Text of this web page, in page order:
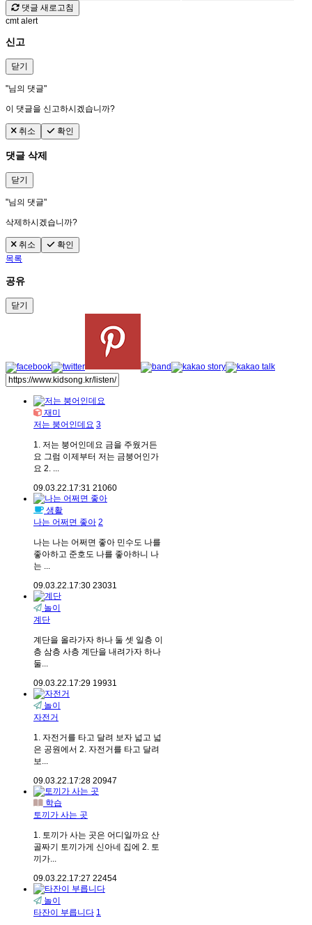
댓글 새로고침
cmt alert
신고
닫기
"님의 댓글"
이 댓글을 신고하시겠습니까?
취소 확인
댓글 삭제
닫기
"님의 댓글"
삭제하시겠습니까?
취소
확인
목록
공유
닫기
재미
저는 붕어인데요 3
1. 저는 붕어인데요 금을 주웠거든
요 그럼 이제부터 저는 금붕어인가
요 2. ...
09.03.22.17:31 21060
생활
나는 어쩌면 좋아 2
나는 나는 어쩌면 좋아 민수도 나를
좋아하고 준호도 나를 좋아하니 나
는 ...
09.03.22.17:30 23031
놀이
계단
계단을 올라가자 하나 둘 셋 일층 이
층 삼층 사층 계단을 내려가자 하나
둘...
09.03.22.17:29 19931
놀이
자전거
1. 자전거를 타고 달려 보자 넓고 넓
은 공원에서 2. 자전거를 타고 달려
보...
09.03.22.17:28 20947
학습
토끼가 사는 곳
1. 토끼가 사는 곳은 어디일까요 산
골짜기 토끼가게 신아네 집에 2. 토
끼가...
09.03.22.17:27 22454
놀이
타잔이 부릅니다 1